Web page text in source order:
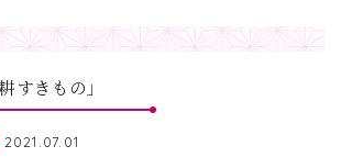
すきもの」
2021.07.01